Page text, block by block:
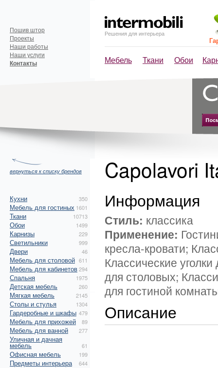
Решения для интерьера
Мебель Ткани Обои
Пошив штор
Проекты
Наши работы
Наши услуги
Контакты
вернуться к списку брендов
Кухни 350
Мебель для гостиных 1601
Ткани 10713
Обои 1499
Карнизы 229
Светильники 999
Двери 46
Мебель для столовой 611
Мебель для кабинетов294
Спальня 1975
Детская мебель 260
Мягкая мебель 2145
Столы и стулья 1304
Гардеробные и шкафы 479
Мебель для прихожей 89
Мебель для ванной 277
Уличная и дачная
мебель 61
Офисная мебель 199
Предметы интерьера 644
Capolavori
Информация
Стиль: классика
Применение:
кресла-кровати;
Классические
для столовых;
для гостиной
Описание